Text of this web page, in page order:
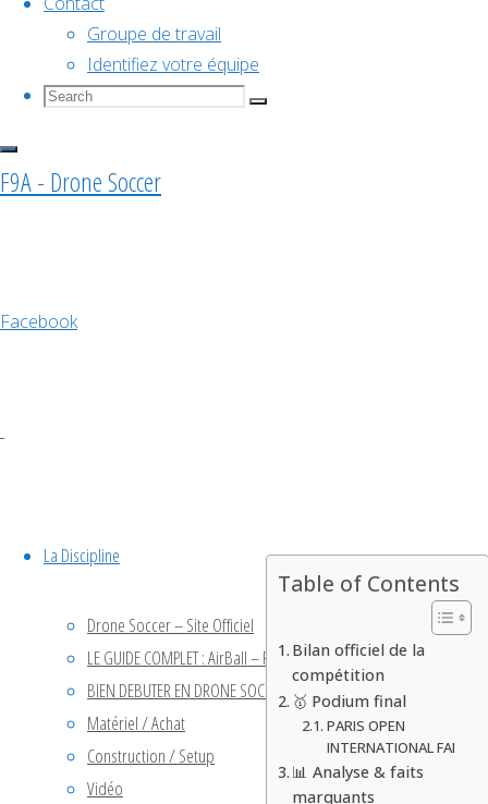
Groupe de travail
Identifiez votre équipe
Search
Search
Search
F9A - Drone Soccer
Facebook
La Discipline
Drone Soccer – Site Officiel
LE GUIDE COMPLET : AirBall – Fabriquer son Drone Soccer en club
BIEN DEBUTER EN DRONE SOCCER
Matériel / Achat
Construction / Setup
Vidéo
2026
Table of Contents
Bilan officiel de la
compétition
🥇 Podium final
PARIS OPEN
INTERNATIONAL FAI
📊 Analyse & faits
marquants